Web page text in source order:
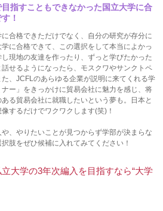
指すこともできなかった国立大学に合
！
合格できただけでなく、自分の研究が存分に
に合格できて、この選択をして本当によかっ
現地の友達を作ったり、ずっと学びたかった
せるようになったら、モスクワやサンクトペ
、JCFLのあらゆる企業が説明に来てくれる学
ー」をきっかけに貿易会社に魅力を感じ、将
る貿易会社に就職したいという夢も。日本と
するだけでワクワクします(笑)！
、やりたいことが見つからず学部が決まらな
肢をぜひ候補に入れてみてください！
大学の3年次編入を目指すなら“大学